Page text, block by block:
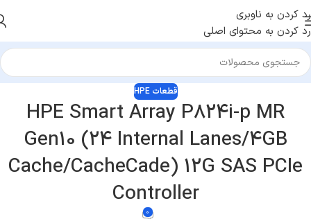
رد کردن به ناوبری
رد کردن به محتوای اصلی
قطعات HPE
HPE Smart Array P824i-p MR
Gen10 (24 Internal Lanes/4GB
Cache/CacheCade) 12G SAS PCIe
Controller
0